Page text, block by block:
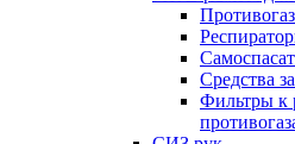
Средства
Фильтры к